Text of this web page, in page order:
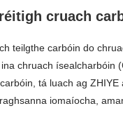
cruach
teilgthe carbóin do
chruach ísealcharbóin
tá luach ag
iomaíocha,